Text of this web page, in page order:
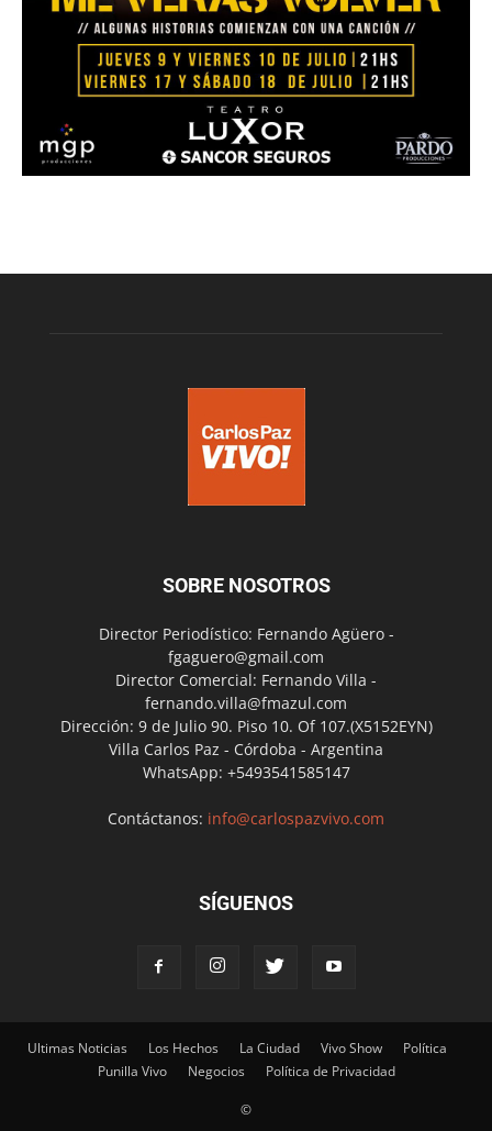
SOBRE NOSOTROS
Director Periodístico: Fernando Agüero -
fgaguero@gmail.com
Director Comercial: Fernando Villa -
fernando.villa@fmazul.com
Dirección: 9 de Julio 90. Piso 10. Of 107.(X5152EYN)
Villa Carlos Paz - Córdoba - Argentina
WhatsApp: +5493541585147
Contáctanos: info@carlospazvivo.com
SÍGUENOS
Ultimas Noticias Los Hechos La Ciudad Vivo Show
Política
Punilla Vivo
Negocios Política de Privacidad
©